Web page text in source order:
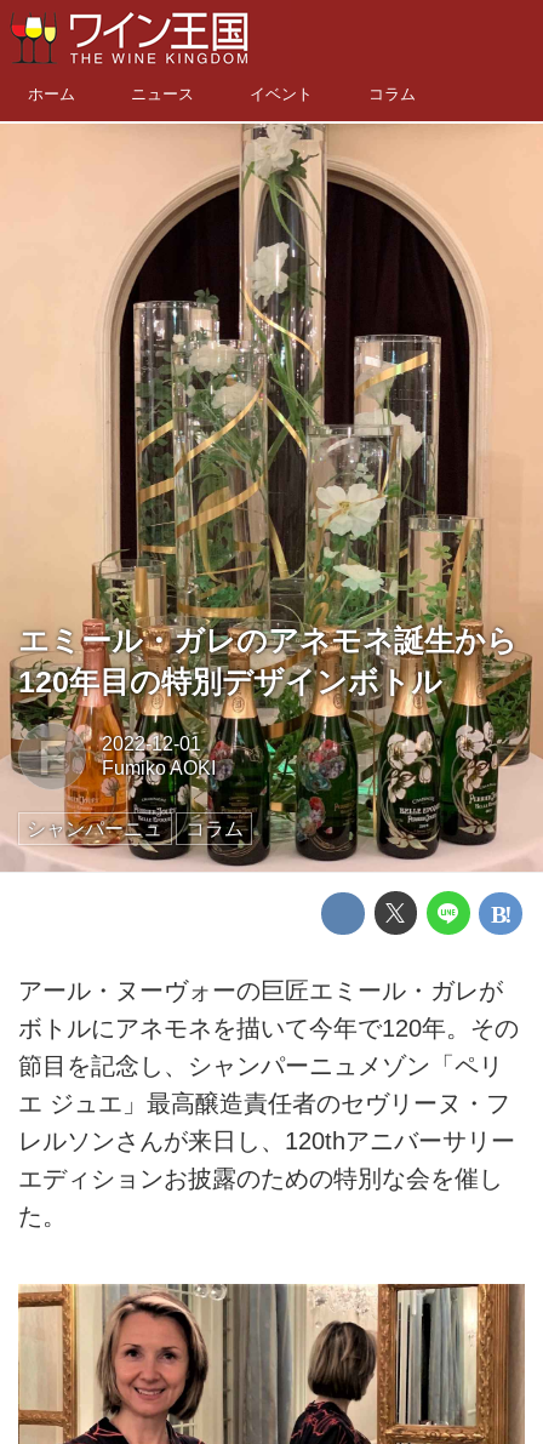
ホーム ニュース イベント コラム
エミール・ガレのアネモネ誕生から
120年目の特別デザインボトル
F
2022-12-01
Fumiko AOKI
シャンパーニュ コラム
アール・ヌーヴォーの巨匠エミール・ガレが
ボトルにアネモネを描いて今年で120年。その
節目を記念し、シャンパーニュメゾン「ペリ
エ ジュエ」最高醸造責任者のセヴリーヌ・フ
レルソンさんが来日し、120thアニバーサリー
エディションお披露のための特別な会を催し
た。